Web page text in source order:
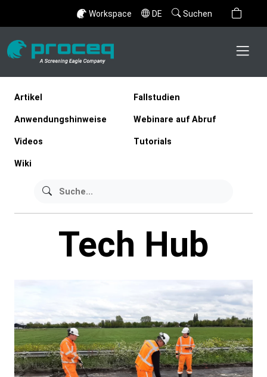
Workspace DE Suchen
Artikel Fallstudien
Anwendungshinweise Webinare auf Abruf
Videos Tutorials
Wiki
Tech Hub